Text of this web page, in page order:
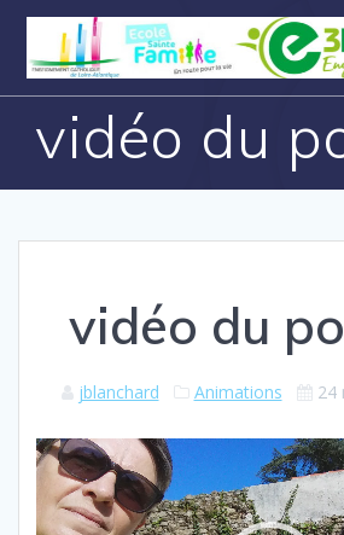
vidéo du
vidéo du
jblanchard Animations 24
Lecteur
vidéo